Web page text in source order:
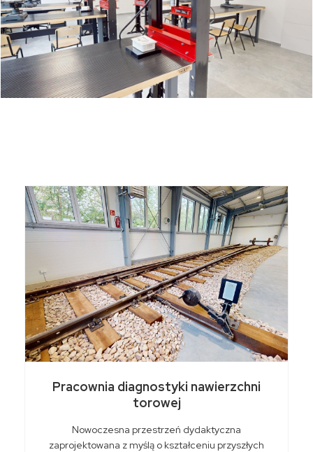
Pracownia diagnostyki nawierzchni
torowej
Nowoczesna przestrzeń dydaktyczna
zaprojektowana z myślą o kształceniu przyszłych